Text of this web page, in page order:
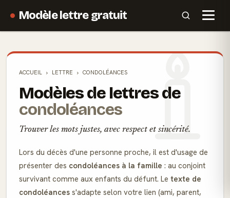
Modèle lettre gratuit
ACCUEIL LETTRE CONDOLÉANCES
Modèles de lettres de
condoléances
Trouver les mots justes, avec respect et sincérité.
Lors du décès d'une personne proche, il est d'usage de
présenter des condoléances à la famille : au conjoint
survivant comme aux enfants du défunt. Le texte de
condoléances s'adapte selon votre lien (ami, parent,